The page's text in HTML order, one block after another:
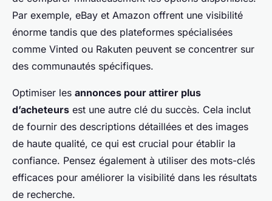
Par exemple, eBay et Amazon offrent une visibilité
énorme tandis que des plateformes spécialisées
comme Vinted ou Rakuten peuvent se concentrer sur
des communautés spécifiques.
Optimiser les annonces pour attirer plus
d’acheteurs est une autre clé du succès. Cela inclut
de fournir des descriptions détaillées et des images
de haute qualité, ce qui est crucial pour établir la
confiance. Pensez également à utiliser des mots-clés
efficaces pour améliorer la visibilité dans les résultats
de recherche.